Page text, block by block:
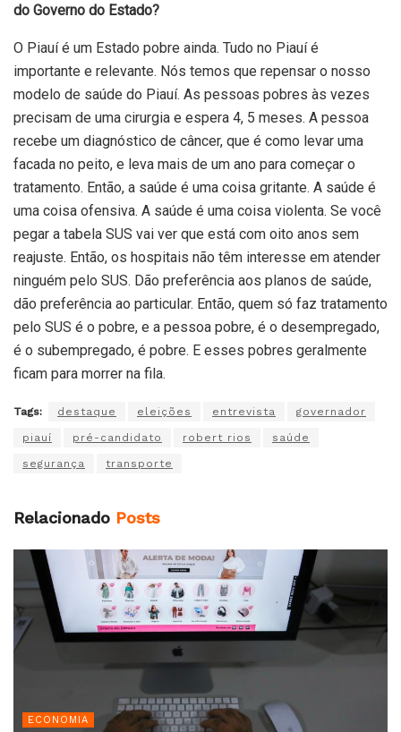
do Governo do Estado?
O Piauí é um Estado pobre ainda. Tudo no Piauí é
importante e relevante. Nós temos que repensar o nosso
modelo de saúde do Piauí. As pessoas pobres às vezes
precisam de uma cirurgia e espera 4, 5 meses. A pessoa
recebe um diagnóstico de câncer, que é como levar uma
facada no peito, e leva mais de um ano para começar o
tratamento. Então, a saúde é uma coisa gritante. A saúde é
uma coisa ofensiva. A saúde é uma coisa violenta. Se você
pegar a tabela SUS vai ver que está com oito anos sem
reajuste. Então, os hospitais não têm interesse em atender
ninguém pelo SUS. Dão preferência aos planos de saúde,
dão preferência ao particular. Então, quem só faz tratamento
pelo SUS é o pobre, e a pessoa pobre, é o desempregado,
é o subempregado, é pobre. E esses pobres geralmente
ficam para morrer na fila.
Tags: destaque eleições entrevista governador
piauí pré-candidato robert rios saúde
segurança transporte
Relacionado Posts
ECONOMIA